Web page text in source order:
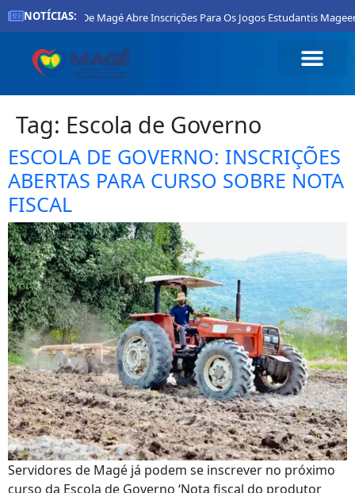
NOTÍCIAS:
Prefeitura De Magé Abre Inscrições Para Os Jogos Estudantis
Tag: Escola de Governo
ESCOLA DE GOVERNO: INSCRIÇÕES
ABERTAS PARA CURSO SOBRE NOTA
FISCAL
Servidores de Magé já podem se inscrever no próximo
curso da Escola de Governo ‘Nota fiscal do produtor